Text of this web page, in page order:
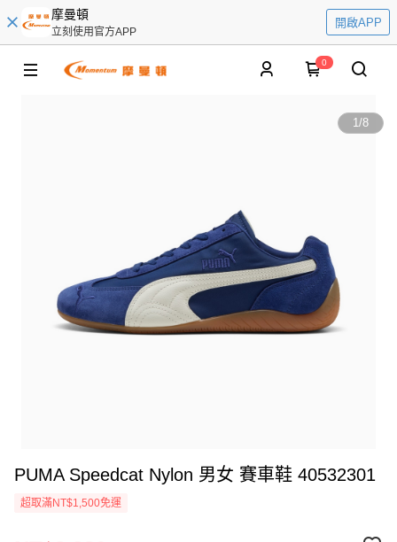
摩曼頓
立刻使用官方APP
開啟APP
0
1/8
PUMA Speedcat Nylon 男女 賽車鞋 40532301
超取滿NT$1,500免運